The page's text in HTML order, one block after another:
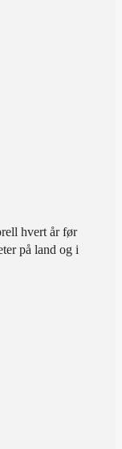
hvert år før
på land og i